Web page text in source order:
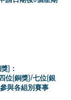
)：
位(銅獎)/七位(銀
與各組別賽事